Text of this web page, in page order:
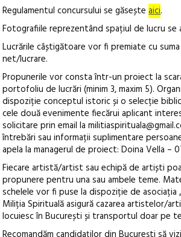
Regulamentul concursului se găseșteaici.
Fotografiile reprezentând spațiul de lucru se
Lucrările câștigătoare vor fi premiate cu
net/lucrare.
Propunerile vor consta într-un proiect la
portofoliu de lucrări (minim 3, maxim 5).
dispoziție conceptul istoric și o selecție
cele două evenimente fiecărui aplicant
solicitare prin email la
întrebări sau informații suplimentare
apela la managerul de proiect: Doina Vella –
Fiecare artistă/artist sau echipă de artiști
propunere pentru una sau ambele teme.
schelele vor fi puse la dispoziție de asociația
Miliția Spirituală asigură cazarea artistelor/
locuiesc în București și transportul doar pe